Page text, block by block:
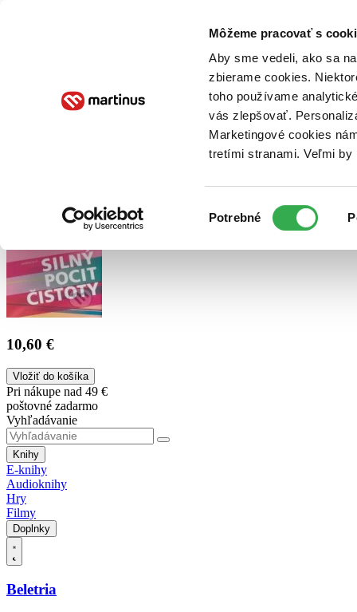
Môžeme pracovať s
Aby sme vedeli, ako sa
zbierame cookies.
toho používame
vás zlepšovať.
Marketingové cookies
tretími stranami. Veľmi
súhlasu
Potrebné
Poukážky Kontakt
10,60 €
Vložiť do košíka
Pri nákupe nad 49 €
poštovné zadarmo
Vyhľadávanie
Knihy
E-knihy
Audioknihy
Hry
Filmy
Doplnky
Beletria